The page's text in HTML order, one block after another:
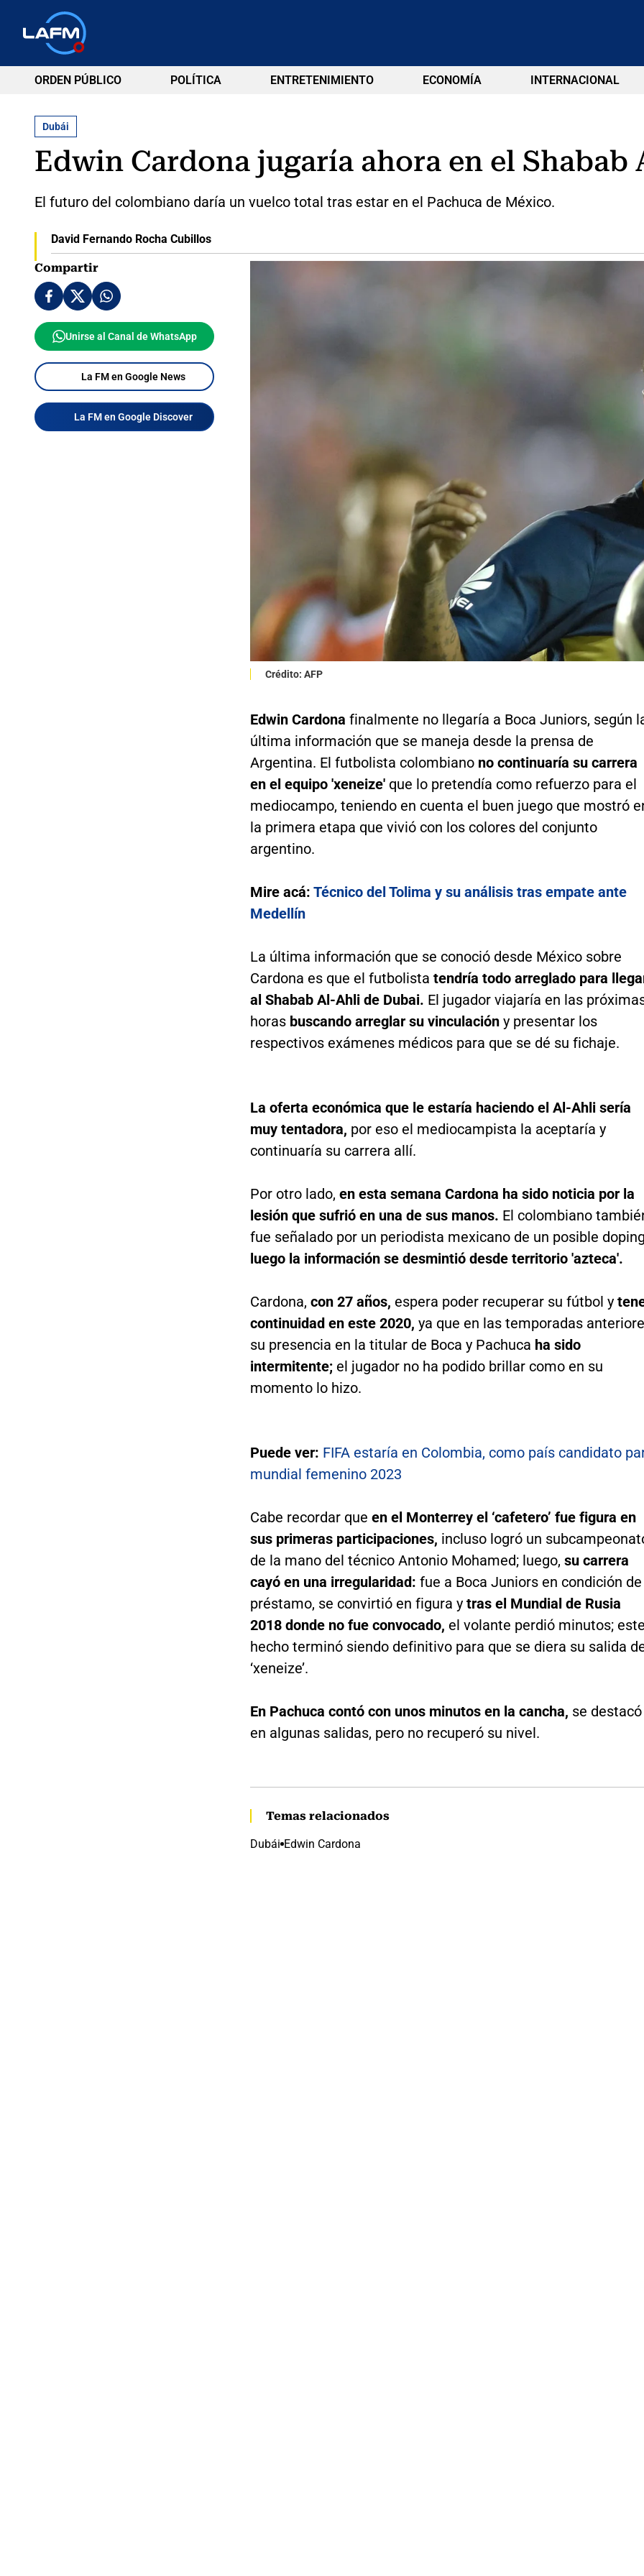
ORDEN PÚBLICO POLÍTICA ENTRETENIMIENTO ECONOMÍA INTERNACIONAL
Dubái
Edwin Cardona jugaría ahora en el
El futuro del colombiano daría un vuelco total tras estar en el Pachuca de México.
David Fernando Rocha Cubillos
Compartir
Unirse al Canal de WhatsApp
La FM en Google News
La FM en Google Discover
Crédito: AFP
Edwin Cardona finalmente no llegaría a Boca Juniors, según
última información que se maneja desde la prensa de
Argentina. El futbolista colombiano no continuaría su carrera
en el equipo 'xeneize' que lo pretendía como refuerzo para el
mediocampo, teniendo en cuenta el buen juego que mostró
la primera etapa que vivió con los colores del conjunto
argentino.
Mire acá: Técnico del Tolima y su análisis tras empate ante
Medellín
La última información que se conoció desde México sobre
Cardona es que el futbolista tendría todo arreglado para
al Shabab Al-Ahli de Dubai. El jugador viajaría en las
horas buscando arreglar su vinculacióny presentar los
respectivos exámenes médicos para que se dé su fichaje.
La oferta económica que le estaría haciendo el Al-Ahli sería
muy tentadora, por eso el mediocampista la aceptaría y
continuaría su carrera allí.
Por otro lado, en esta semana Cardona ha sido noticia por la
lesión que sufrió en una de sus manos. El colombiano
fue señalado por un periodista mexicano de un posible
luego la información se desmintió desde territorio 'azteca'.
Cardona, con 27 años, espera poder recuperar su fútbol y
continuidad en este 2020, ya que en las temporadas
su presencia en la titular de Boca y Pachuca ha sido
intermitente;el jugador no ha podido brillar como en su
momento lo hizo.
Puede ver: FIFA estaría en Colombia, como país candidato
mundial femenino 2023
Cabe recordar que en el Monterrey el ‘cafetero’ fue figura en
sus primeras participaciones, incluso logró un
de la mano del técnico Antonio Mohamed; luego, su carrera
cayó en una irregularidad: fue a Boca Juniors en condición de
préstamo, se convirtió en figura y tras el Mundial de Rusia
2018 donde no fue convocado, el volante perdió minutos;
hecho terminó siendo definitivo para que se diera su salida
‘xeneize’.
En Pachuca contó con unos minutos en la cancha, se destacó
en algunas salidas, pero no recuperó su nivel.
Temas relacionados
Dubái Edwin Cardona